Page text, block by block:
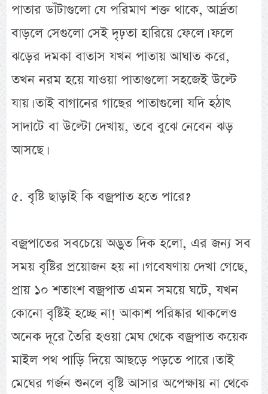
পাতার ডাঁটাগুলো যে পরিমাণ শক্ত থাকে, আর্দ্রতা
বাড়লে সেগুলো সেই দৃঢ়তা হারিয়ে ফেলে। ফলে
ঝড়ের দমকা বাতাস যখন পাতায় আঘাত করে,
তখন নরম হয়ে যাওয়া পাতাগুলো সহজেই উল্টে
যায়। তাই বাগানের গাছের পাতাগুলো যদি হঠাৎ
সাদাটে বা উল্টো দেখায়, তবে বুঝে নেবেন ঝড়
আসছে।
৫. বৃষ্টি ছাড়াই কি বজ্রপাত হতে পারে?
বজ্রপাতের সবচেয়ে অদ্ভুত দিক হলো, এর জন্য সব
সময় বৃষ্টির প্রয়োজন হয় না। গবেষণায় দেখা গেছে,
প্রায় ১০ শতাংশ বজ্রপাত এমন সময়ে ঘটে, যখন
কোনো বৃষ্টিই হচ্ছে না! আকাশ পরিষ্কার থাকলেও
অনেক দূরে তৈরি হওয়া মেঘ থেকে বজ্রপাত কয়েক
মাইল পথ পাড়ি দিয়ে আছড়ে পড়তে পারে। তাই
মেঘের গর্জন শুনলে বৃষ্টি আসার অপেক্ষায় না থেকে